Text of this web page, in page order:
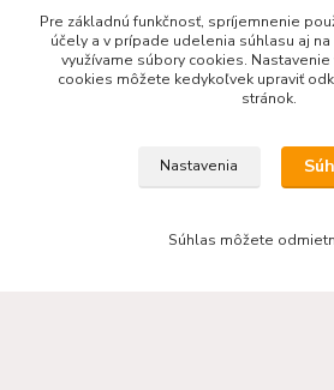
Odporúčáme - tipy na výrobky
Haas+Sohn - kachle a krby
Pre základnú funkčnosť, spríjemnenie
účely a v prípade udelenia súhlasu aj
využívame súbory cookies.
cookies môžete kedykoľvek upraviť
stránok.
Nastavenia
Súhlas môžete